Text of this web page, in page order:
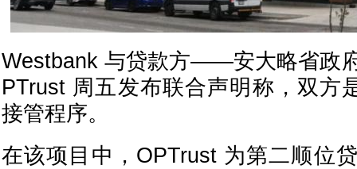
Westbank 与贷款方——安大略省政
PTrust 周五发布联合声明称，双方
接管程序。
在该项目中，OPTrust 为第二顺位